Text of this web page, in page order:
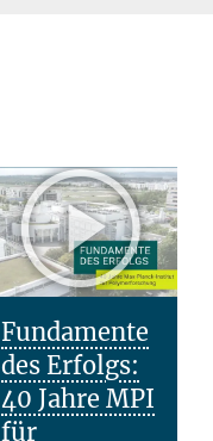
Fundamente
des Erfolgs:
40 Jahre MPI
für